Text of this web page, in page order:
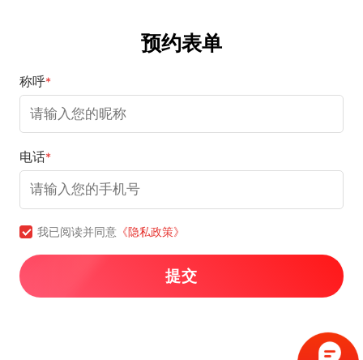
预约表单
称呼*
电话*
我已阅读并同意《隐私政策》
提交